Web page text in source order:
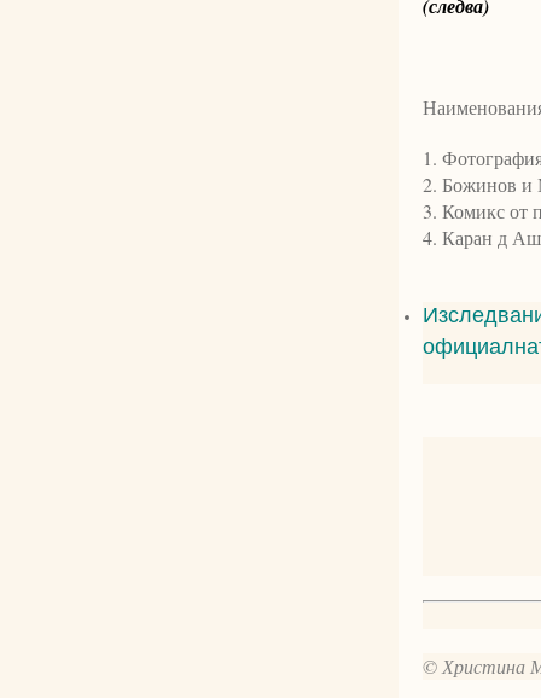
(следва)
1.
2. Божинов и
3. Комикс от
4. Каран д
© Христина